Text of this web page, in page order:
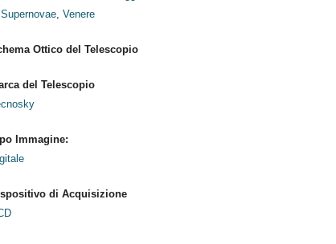
, Venere
Ottico del Telescopio
del Telescopio
Immagine:
di Acquisizione